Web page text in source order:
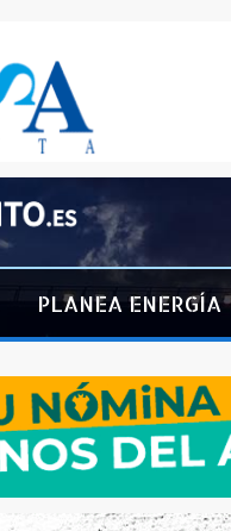
PLANEA ENERGÍA